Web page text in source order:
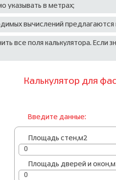
указывать в метрах;
вычислений предлагаются
все поля калькулятора. Если
Калькулятор для
Введите данные:
Площадь стен,м2
Площадь дверей и